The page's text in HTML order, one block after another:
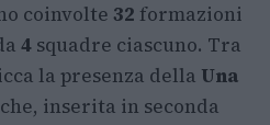
coinvolte 32 formazioni
4 squadre ciascuno. Tra
la presenza della Una
che, inserita in seconda